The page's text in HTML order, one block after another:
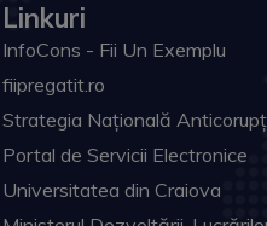
Linkuri
InfoCons - Fii Un Exemplu
fiipregatit.ro
Strategia Națională
Portal de Servicii Electronice
Universitatea din Craiova